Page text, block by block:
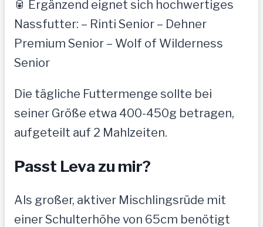
🥫 Ergänzend eignet sich hochwertiges
Nassfutter: – Rinti Senior – Dehner
Premium Senior – Wolf of Wilderness
Senior
Die tägliche Futtermenge sollte bei
seiner Größe etwa 400-450g betragen,
aufgeteilt auf 2 Mahlzeiten.
Passt Leva zu mir?
Als großer, aktiver Mischlingsrüde mit
einer Schulterhöhe von 65cm benötigt